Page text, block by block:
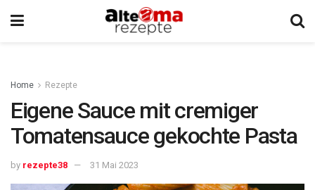
Home Rezepte
Eigene Sauce mit cremiger
Tomatensauce gekochte Pasta
by rezepte38 31 Mai 2023